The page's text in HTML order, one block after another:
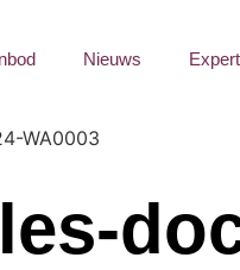
Nieuws